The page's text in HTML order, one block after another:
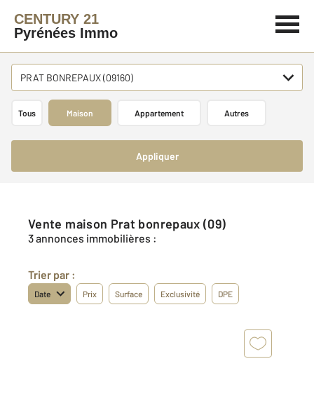
CENTURY 21
Pyrénées Immo
PRAT BONREPAUX (09160)
Tous Maison Appartement Autres
Appliquer
Vente maison Prat bonrepaux (09)
3 annonces immobilières :
Trier par :
Date Prix Surface Exclusivité DPE